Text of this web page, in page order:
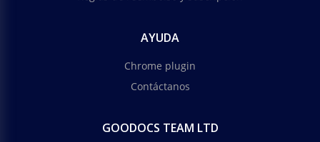
AYUDA
Chrome plugin
Contáctanos
GOODOCS TEAM LTD